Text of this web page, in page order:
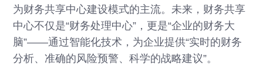
为财务共享中心建设模式的主流。未来，财务共享
中心不仅是“财务处理中心”，更是“企业的财务大
脑”——通过智能化技术，为企业提供“实时的财务
分析、准确的风险预警、科学的战略建议”。